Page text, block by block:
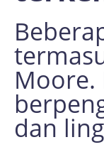
Moore.
dan